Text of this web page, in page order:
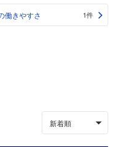
働きやすさ 1件
新着順